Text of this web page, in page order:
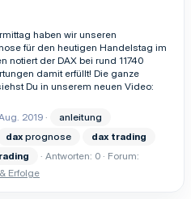
haben wir unseren
für den heutigen Handelstag im
notiert der DAX bei rund 11740
damit erfüllt! Die ganze
Du in unserem neuen Video:
2019
anleitung
daxprognose dax trading
Antworten: 0
Forum:
Erfolge